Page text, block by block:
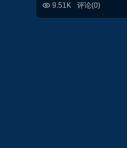
 9.51K 评论(0)